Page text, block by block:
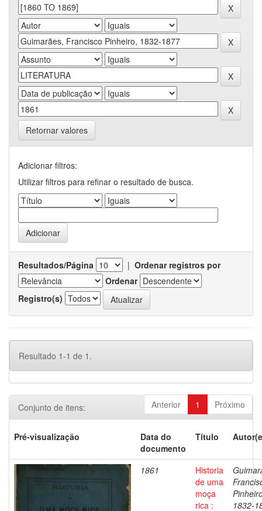
Retornar valores
Adicionar filtros:
Utilizar filtros para refinar o resultado de busca.
Resultados/Página | Ordenar registros por
Ordenar
Registro(s)
Resultado 1-1 de 1.
Anterior 1 Próximo
Conjunto de itens:
Pré-visualização
Data do
documento
Título
1861
Historia
de uma
moça
rica :
1832-